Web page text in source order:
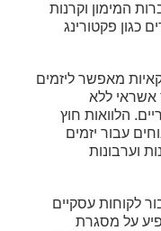
המימון וקרנות
כגון פקטורינג
מאפשר ליזמים
אשראי ללא
הלוואות חוץ
עבור יזמים
וערבונות
לקוחות עסקיים
על מסגרת